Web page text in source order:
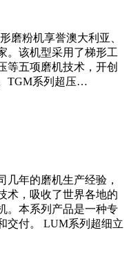
磨粉机享誉澳大利亚、
。该机型采用了梯形工
等五项磨机技术，开创
TGM系列超压…
几年的磨机生产经验，
术，吸收了世界各地的
。本系列产品是一种专
交付。 LUM系列超细立